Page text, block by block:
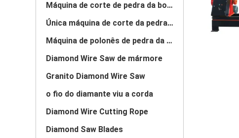
Máquina de corte de pedra da borda
Única máquina de corte da pedra da coluna
Máquina de polonês de pedra da laje
Diamond Wire Saw de mármore
Granito Diamond Wire Saw
o fio do diamante viu a corda
Diamond Wire Cutting Rope
Diamond Saw Blades